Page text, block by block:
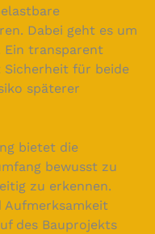
Dabei geht es um
Ein transparent
für beide
späterer
bietet die
bewusst zu
zu erkennen.
Aufmerksamkeit
des Bauprojekts